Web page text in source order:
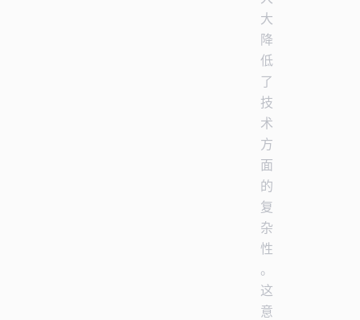
大
降
低
了
技
术
方
面
的
复
杂
性
。
这
意